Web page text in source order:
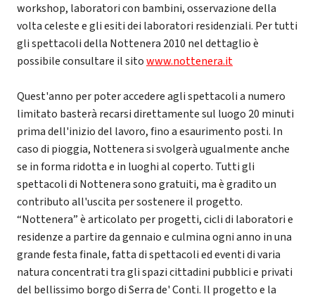
workshop, laboratori con bambini, osservazione della
volta celeste e gli esiti dei laboratori residenziali. Per tutti
gli spettacoli della Nottenera 2010 nel dettaglio è
possibile consultare il sitowww.nottenera.it
Quest'anno per poter accedere agli spettacoli a numero
limitato basterà recarsi direttamente sul luogo 20 minuti
prima dell'inizio del lavoro, fino a esaurimento posti. In
caso di pioggia, Nottenera si svolgerà ugualmente anche
se in forma ridotta e in luoghi al coperto. Tutti gli
spettacoli di Nottenera sono gratuiti, ma è gradito un
contributo all'uscita per sostenere il progetto.
“Nottenera” è articolato per progetti, cicli di laboratori e
residenze a partire da gennaio e culmina ogni anno in una
grande festa finale, fatta di spettacoli ed eventi di varia
natura concentrati tra gli spazi cittadini pubblici e privati
del bellissimo borgo di Serra de' Conti. Il progetto e la